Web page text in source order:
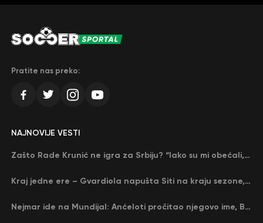
Pratite nas preko:
NAJNOVIJE VESTI
Zašto Rade Krunić ne igra za Srbiju? “Iako su mi obećali, niko me nije zvao…”
Kraj jedne ere – Gvardiola napušta Siti na kraju sezone, menja ga njegov nekadašnji rival
Nejmar ide na Mundijal: Anćeloti pročitao njegovo ime, Brazil u delirijumu (VIDEO)